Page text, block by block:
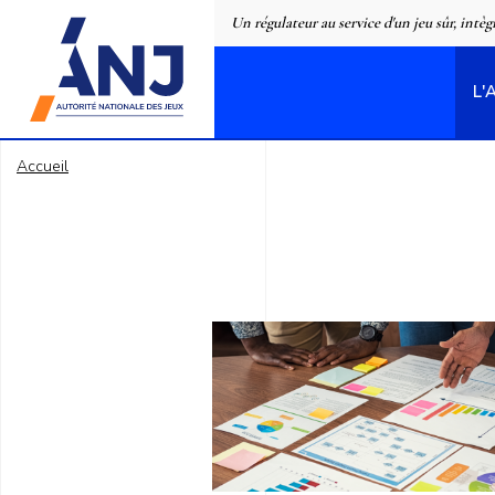
accueil
Un régulateur au service d'un jeu sûr,
Accueil
Panneau de gestion des cookies